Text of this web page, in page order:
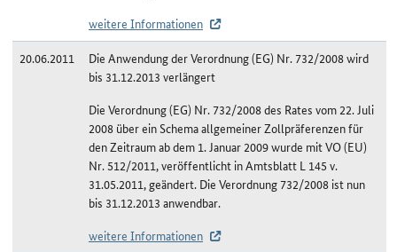
weitere Informationen
20.06.2011
Die Anwendung der Verordnung (EG) Nr. 732/2008 wird
bis 31.12.2013 verlängert
Die Verordnung (EG) Nr. 732/2008 des Rates vom 22. Juli
2008 über ein Schema allgemeiner Zollpräferenzen für
den Zeitraum ab dem 1. Januar 2009 wurde mit VO (EU)
Nr. 512/2011, veröffentlicht in Amtsblatt L 145 v.
31.05.2011, geändert. Die Verordnung 732/2008 ist nun
bis 31.12.2013 anwendbar.
weitere Informationen